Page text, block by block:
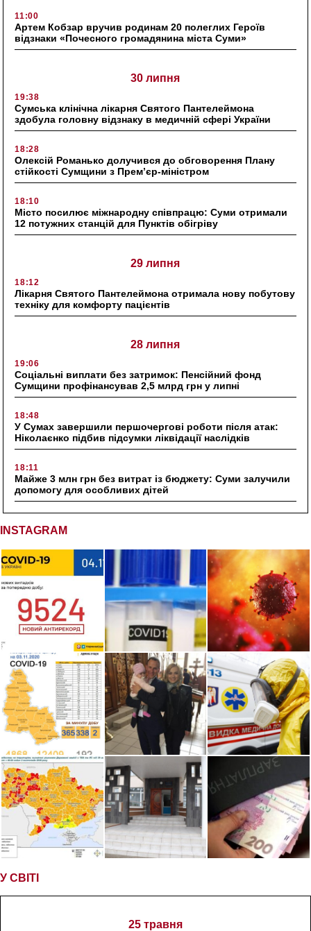
11:00
Артем Кобзар вручив родинам 20 полеглих Героїв
відзнаки «Почесного громадянина міста Суми»
30 липня
19:38
Сумська клінічна лікарня Святого Пантелеймона
здобула головну відзнаку в медичній сфері України
18:28
Олексій Романько долучився до обговорення Плану
стійкості Сумщини з Прем’єр-міністром
18:10
Місто посилює міжнародну співпрацю: Суми отримали
12 потужних станцій для Пунктів обігріву
29 липня
18:12
Лікарня Святого Пантелеймона отримала нову побутову
техніку для комфорту пацієнтів
28 липня
19:06
Соціальні виплати без затримок: Пенсійний фонд
Сумщини профінансував 2,5 млрд грн у липні
18:48
У Сумах завершили першочергові роботи після атак:
Ніколаєнко підбив підсумки ліквідації наслідків
18:11
Майже 3 млн грн без витрат із бюджету: Суми залучили
допомогу для особливих дітей
INSTAGRAM
У СВІТІ
25 травня